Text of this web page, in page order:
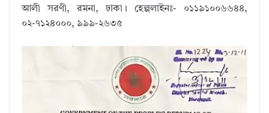
আলী সরণী, রমনা, ঢাকা। হেল্পলাইনঃ- ০১১৯১০০৬৬৪৪,
০২-৭১২৪০০০, ৯৯৯-২৬৩৫